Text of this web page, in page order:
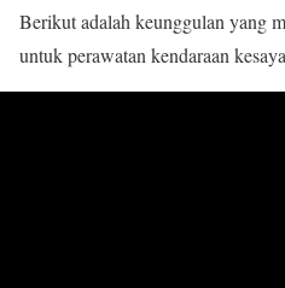
Berikut adalah keunggulan yang
untuk perawatan kendaraan